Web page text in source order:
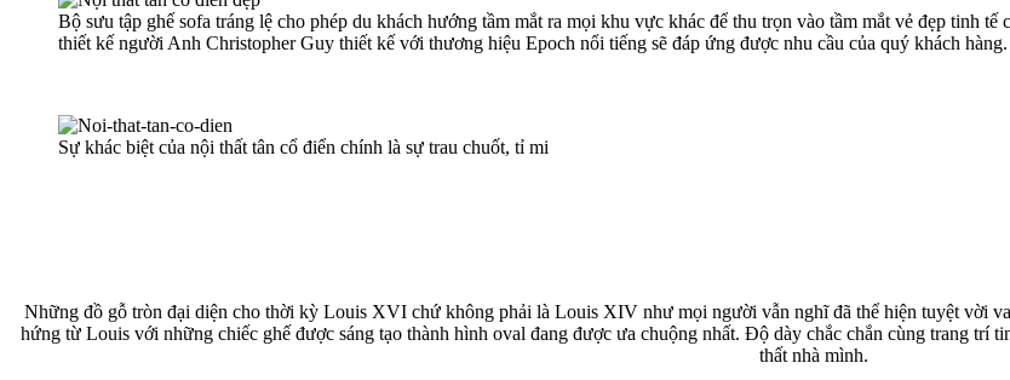
Bộ sưu tập ghế sofa tráng lệ cho phép du khách hướng tầm mắt ra mọi khu vực khác để thu trọn vào tầm mắt vẻ đẹp tinh
thiết kế người Anh Christopher Guy thiết kế với thương hiệu Epoch nổi tiếng sẽ đáp ứng được nhu cầu của quý khách hàng.
Sự khác biệt của nội thất tân cổ điển chính là sự trau chuốt, tỉ mi
Những đồ gỗ tròn đại diện cho thời kỳ Louis XVI chứ không phải là Louis XIV như mọi người vẫn nghĩ đã thể hiện tuyệt vời
hứng từ Louis với những chiếc ghế được sáng tạo thành hình oval đang được ưa chuộng nhất. Độ dày chắc chắn cùng trang trí
thất nhà mình.